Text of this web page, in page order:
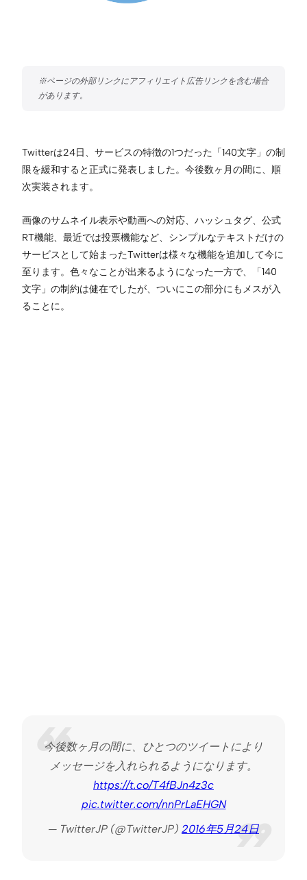
Twitterは24日、サービスの特徴の1つだった「140文字」の制
限を緩和すると正式に発表しました。今後数ヶ月の間に、順
次実装されます。
画像のサムネイル表示や動画への対応、ハッシュタグ、公式
RT機能、最近では投票機能など、シンプルなテキストだけの
サービスとして始まったTwitterは様々な機能を追加して今に
至ります。色々なことが出来るようになった一方で、「140
文字」の制約は健在でしたが、ついにこの部分にもメスが入
ることに。
今後数ヶ月の間に、ひとつのツイートにより
メッセージを入れられるようになります。
https://t.co/T4fBJn4z3c
pic.twitter.com/nnPrLaEHGN
— TwitterJP (@TwitterJP) 2016年5月24日